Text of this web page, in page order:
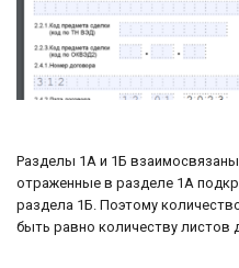
Разделы 1А и 1Б
отраженные в разделе 1А
раздела 1Б. Поэтому
быть равно количеству листов